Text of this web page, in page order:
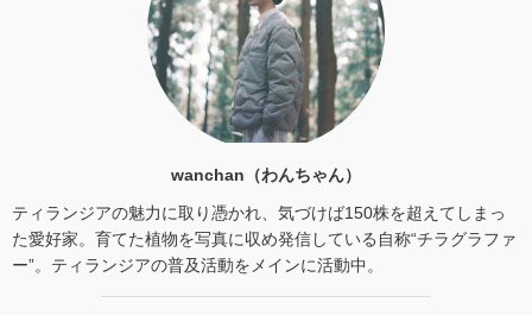
wanchan（わんちゃん）
ティランジアの魅力に取り憑かれ、気づけば150株を超えてしまっ
た愛好家。育てた植物を写真に収め発信している自称“チラグラファ
ー”。ティランジアの普及活動をメインに活動中。